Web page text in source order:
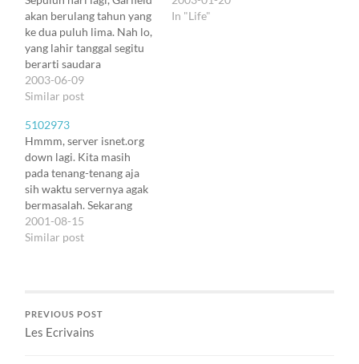
akan berulang tahun yang
ke dua puluh lima. Nah lo,
yang lahir tanggal segitu
berarti saudara
kembarnya Garfield, yang
mewarisi seluruh sifat-
suka bobo, doyan maem,
suka jail, suka sinis, dan
suka mukulin laba-laba.
Yang terakhir barangkali
susah dicari
tandingannya. Tapi boleh
lah diganti…
2003-06-09
Similar post
In "Life"
5102973
Hmmm, server isnet.org
down lagi. Kita masih
pada tenang-tenang aja
sih waktu servernya agak
bermasalah. Sekarang
mati beneran. Ehr, ada
hubungannya nggak ya.
Mendingan nunggu aja.
Tapi aktivitas KKOI kan
2001-08-15
Similar post
PREVIOUS POST
Les Ecrivains